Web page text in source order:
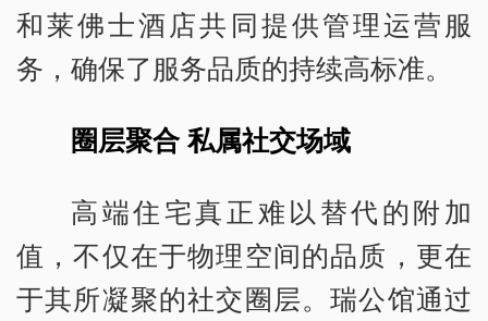
和莱佛士酒店共同提供管理运营服
务，确保了服务品质的持续高标准。
圈层聚合 私属社交场域
高端住宅真正难以替代的附加
值，不仅在于物理空间的品质，更在
于其所凝聚的社交圈层。瑞公馆通过